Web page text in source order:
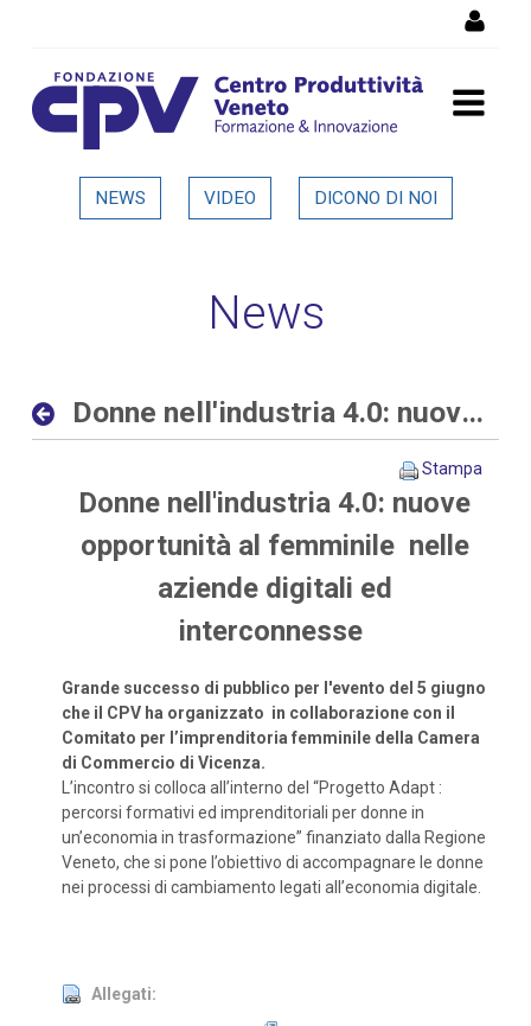
Donne nell'industria 4.0:
femminile nelle aziende
Dettaglio in evidenza
NEWS VIDEO DICONO DI NOI
News
Donne nell'industria 4.0: nuove opportunità al femminile nelle aziende digitali ed interconnesse
Stampa
Donne nell'industria 4.0: nuove
opportunità al femminile nelle
aziende digitali ed
interconnesse
Grande successo di pubblico per l'evento del 5 giugno
che il CPV ha organizzato in collaborazione con il
Comitato per l’imprenditoria femminile della Camera
di Commercio di Vicenza.
L’incontro si colloca all’interno del “Progetto Adapt :
percorsi formativi ed imprenditoriali per donne in
un’economia in trasformazione” finanziato dalla Regione
Veneto, che si pone l’obiettivo di accompagnare le donne
nei processi di cambiamento legati all’economia digitale.
Allegati: